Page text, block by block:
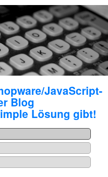
JavaScript-
Blog
Lösung gibt!